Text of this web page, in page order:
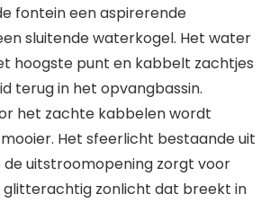
fontein een aspirerende
sluitende waterkogel. Het water
hoogste punt en kabbelt zachtjes
terug in het opvangbassin.
het zachte kabbelen wordt
Het sfeerlicht bestaande uit
uitstroomopening zorgt voor
glitterachtig zonlicht dat breekt in